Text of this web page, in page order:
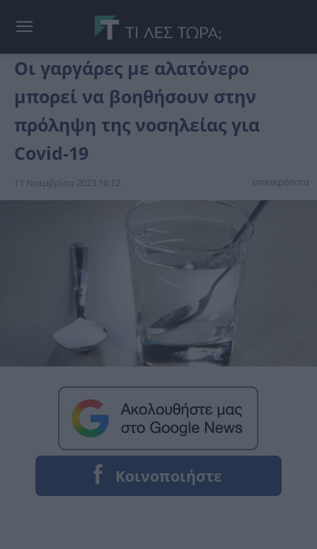
Οι γαργάρες με αλατόνερο
μπορεί να βοηθήσουν στην
πρόληψη της νοσηλείας για
Covid-19
11 Νοεμβρίου 2023 16:12 επικαιpότnτα